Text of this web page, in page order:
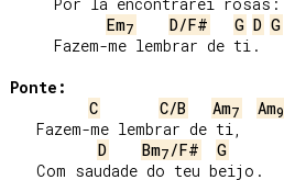
Em7 D/F# G D G
Ponte:
C
C/B Am7 Am9
D
Bm7/F#
G